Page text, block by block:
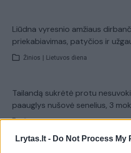
Lrytas.lt - Do Not Process My
Liūdna vyresnio amžiaus
priekabiavimas, patyčios ir
Žinios Lietuvos diena
Tailandą sukrėtė protu
paauglys nušovė senelius, 3
Žinios | Pasaulis